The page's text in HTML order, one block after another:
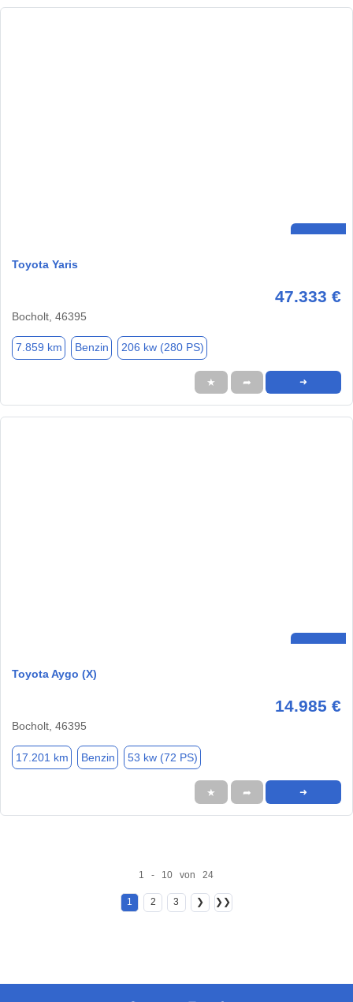
Toyota Yaris
47.333 €
Bocholt, 46395
7.859 km Benzin 206 kw (280 PS)
★ ➦ ➜
Toyota Aygo (X)
14.985 €
Bocholt, 46395
17.201 km Benzin 53 kw (72 PS)
★ ➦ ➜
1 - 10 von 24
1 2 3 ❯ ❯❯